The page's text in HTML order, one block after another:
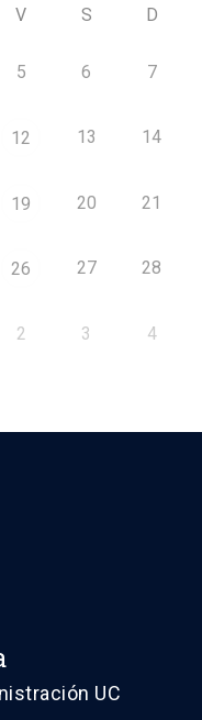
V S D
5 6 7
12 13 14
19 20 21
26 27 28
2 3 4
UC